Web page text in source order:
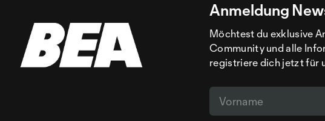
Anmeldung
Möchtest du exklusive
Community und alle
registriere dich jetzt für